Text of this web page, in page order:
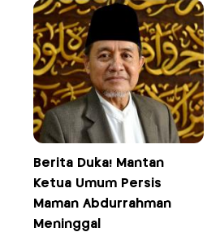
Berita Duka! Mantan
Ketua Umum Persis
Maman Abdurrahman
Meninggal